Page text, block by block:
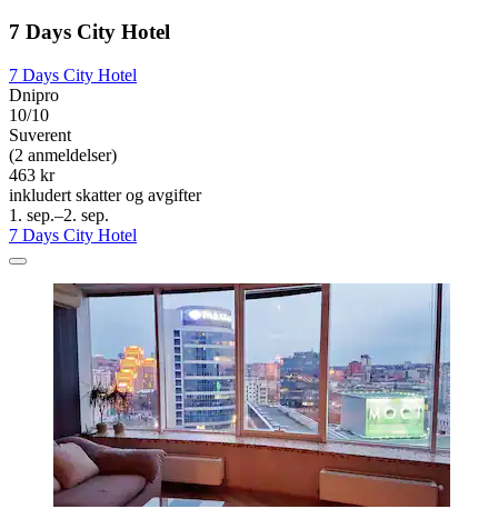
7 Days City Hotel
7 Days City Hotel
Dnipro
10/10
Suverent
(2 anmeldelser)
463 kr
inkludert skatter og avgifter
1. sep.–2. sep.
7 Days City Hotel